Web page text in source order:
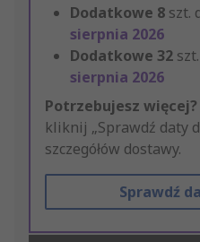
Dodatkowe 8 szt.
sierpnia 2026
Dodatkowe 32
sierpnia 2026
Potrzebujesz więcej?
kliknij „Sprawdź daty
szczegółów dostawy.
Sprawdź